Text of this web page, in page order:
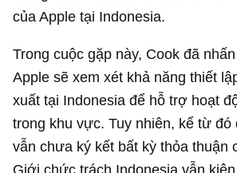
của Apple tại Indonesia.
Trong cuộc gặp này, Cook đã
Apple sẽ xem xét khả năng thiết
xuất tại Indonesia để hỗ trợ hoạt
trong khu vực. Tuy nhiên, kể từ đó
vẫn chưa ký kết bất kỳ thỏa thuận
Giới chức trách Indonesia vẫn